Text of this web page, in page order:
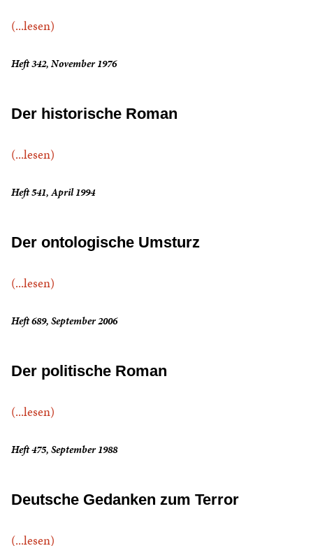
(...lesen)
Heft 342, November 1976
Der historische Roman
(...lesen)
Heft 541, April 1994
Der ontologische Umsturz
(...lesen)
Heft 689, September 2006
Der politische Roman
(...lesen)
Heft 475, September 1988
Deutsche Gedanken zum Terror
(...lesen)